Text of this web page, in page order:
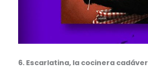
6. Escarlatina, la cocinera cadáver